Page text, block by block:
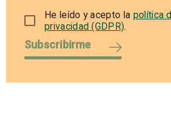
He leído y acepto la política
privacidad (GDPR).
Subscribirme